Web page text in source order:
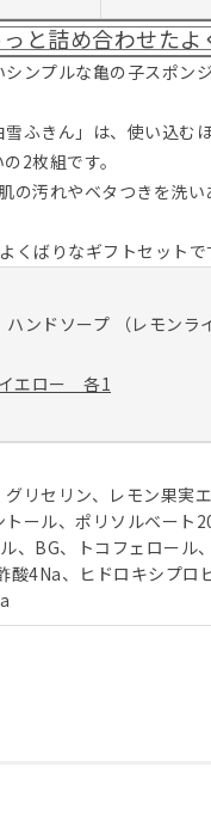
と詰め合わせた
ンプルな亀の子スポン
ふきん」は、使い込む
2枚組です。
の汚れやベタつきを洗
ばりなギフトセットで
ンドソープ （レモンラ
エロー 各1
リセリン、レモン果実
ール、ポリソルベート
、BG、トコフェロール
酸4Na、ヒドロキシプロ